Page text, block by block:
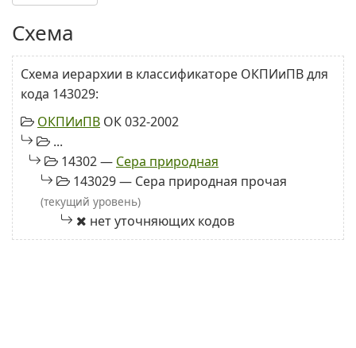
Схема
Схема иерархии в классификаторе ОКПИиПВ для
кода 143029:
ОКПИиПВ ОК 032-2002
...
14302 — Сера природная
143029 — Сера природная прочая
(текущий уровень)
нет уточняющих кодов